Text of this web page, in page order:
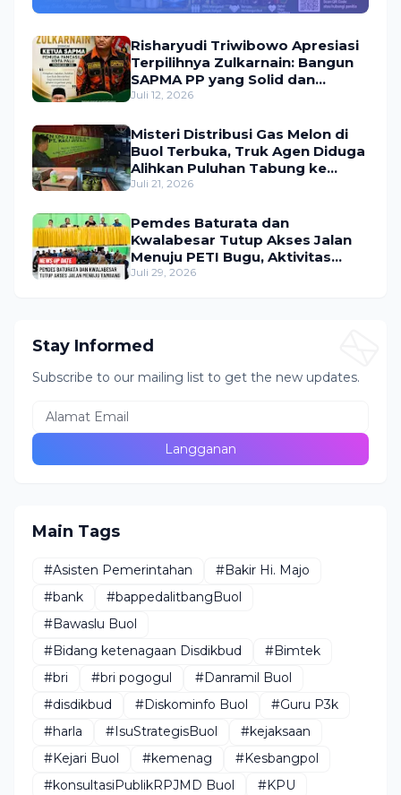
Utama Umroh Menanti Peserta
Risharyudi Triwibowo Apresiasi
Terpilihnya Zulkarnain: Bangun
SAPMA PP yang Solid dan
Bermanfaat bagi Masyarakat
Juli 12, 2026
Misteri Distribusi Gas Melon di
Buol Terbuka, Truk Agen Diduga
Alihkan Puluhan Tabung ke
Lokasi Tak Resmi
Juli 21, 2026
Pemdes Baturata dan
Kwalabesar Tutup Akses Jalan
Menuju PETI Bugu, Aktivitas
Tambang Diduga Masih
Juli 29, 2026
Stay Informed
Subscribe to our mailing list to get the new updates.
Main Tags
#Asisten Pemerintahan
#Bakir Hi. Majo
#bank
#bappedalitbangBuol
#Bawaslu Buol
#Bidang ketenagaan Disdikbud
#Bimtek
#bri
#bri pogogul
#Danramil Buol
#disdikbud
#Diskominfo Buol
#Guru P3k
#harla
#IsuStrategisBuol
#kejaksaan
#Kejari Buol
#kemenag
#Kesbangpol
#konsultasiPublikRPJMD Buol
#KPU